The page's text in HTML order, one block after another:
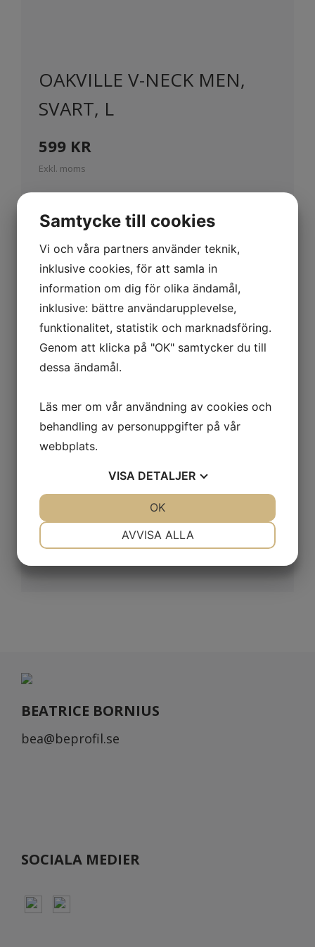
OAKVILLE V-NECK MEN,
SVART, L
599 KR
Exkl. moms
Beskrivning
Oakville är vår stickade tröja som går
att matcha med allt. Den stickade
konstruktionen är mjuk och inte för
tjock, vilket gör att den fungerar
Garnblandningen ger dig en behaglig
mjukhet från bomullen och lång
både v-ringad och rundhalsad variant.
Material: 80% bomull, 20% nylon
Vikt: 200 g/m2
BEATRICE BORNIUS
bea@beprofil.se
SOCIALA MEDIER
Samtycke till cookies
Vi och våra partners använder teknik,
inklusive cookies, för att samla in
information om dig för olika ändamål,
inklusive: bättre användarupplevelse,
funktionalitet, statistik och marknadsföring.
Genom att klicka på "OK" samtycker du till
dessa ändamål.
Läs mer om vår användning av cookies och
behandling av personuppgifter på vår
webbplats.
VISA DETALJER
AVVISA ALLA
OK